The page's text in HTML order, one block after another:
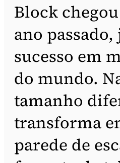
Block
ano passado,
sucesso em
do mundo.
tamanho
transforma
parede de